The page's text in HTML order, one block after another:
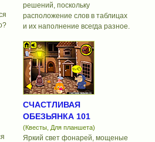
решений, поскольку
расположение слов в таблицах
и их наполнение всегда разное.
СЧАСТЛИВАЯ
ОБЕЗЬЯНКА 101
(Квесты, Для планшета)
Яркий свет фонарей, мощеные